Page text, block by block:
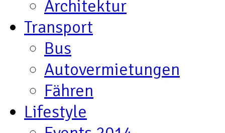
Architektur
Transport
Bus
Autovermietungen
Fähren
Lifestyle